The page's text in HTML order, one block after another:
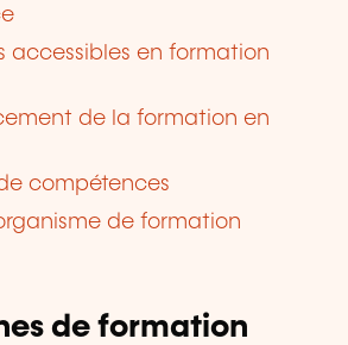
accessibles en formation
de la formation en
compétences
de formation
de formation